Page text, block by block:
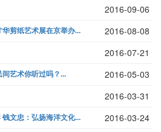
2016-09-06
剪纸艺术展在京举办... 2016-08-08
2016-07-21
艺术你听过吗？... 2016-05-03
2016-03-31
文忠：弘扬海洋文化... 2016-03-24